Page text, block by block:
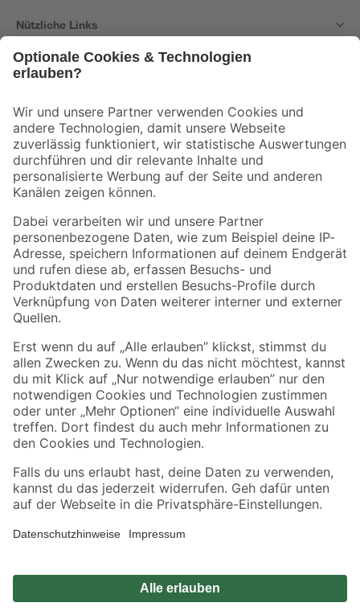
Nützliche Links
Der toom Newsletter: Keine Angebote und Aktionen mehr verpassen!
Zur Newsletter Anmeldung
Folge uns
Zahlungsarten Versandarten
Sicher einkaufen
Jetzt die toom-App herunterladen
Alle Preisangaben in EUR inkl. gesetzl. MwSt.. Die dargestellten Angebote sind unter
Umständen nicht in allen Märkten verfügbar. Die angegebenen Verfügbarkeiten beziehen
Produkte nur solange der Vorrat reicht.
*Paketversand ab 59 € versandkostenfrei, gilt nicht für Artikel mit Speditionsversand, hier
Privatsphäre Impressum
Nutzungsbedingungen
Widerrufsrecht Vertrag widerrufen